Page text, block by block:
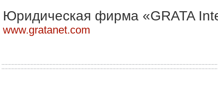
Юридическая фирма «GRATA
www.gratanet.com